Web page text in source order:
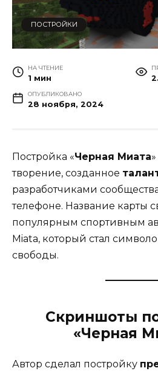
ПОСТРОЙКИ
НА ЧТЕНИЕ
1 мин
ОПУБЛИКОВАНО
28 ноября, 2024
Постройка «Черная Миата
творение, созданное
разработчиками
телефоне. Название карты
популярным спортивным
Miata, который стал
свободы.
Скриншоты
«Черная
Автор сделал постройку